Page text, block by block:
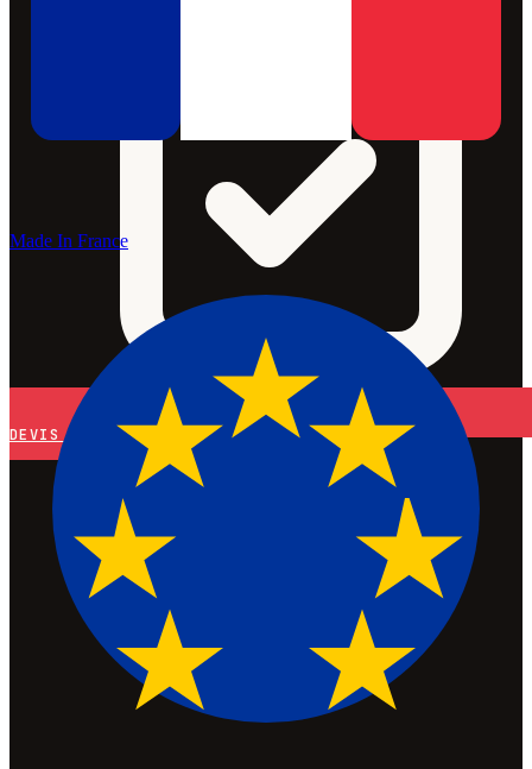
DEVIS
Made In France